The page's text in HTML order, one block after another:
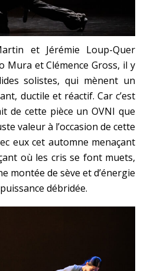
et Jérémie Loup-Quer
Mura et Clémence Gross, il y
solistes, qui mènent un
ductile et réactif. Car c’est
de cette pièce un OVNI que
valeur à l’occasion de cette
eux cet automne menaçant
où les cris se font muets,
montée de sève et d’énergie
débridée.